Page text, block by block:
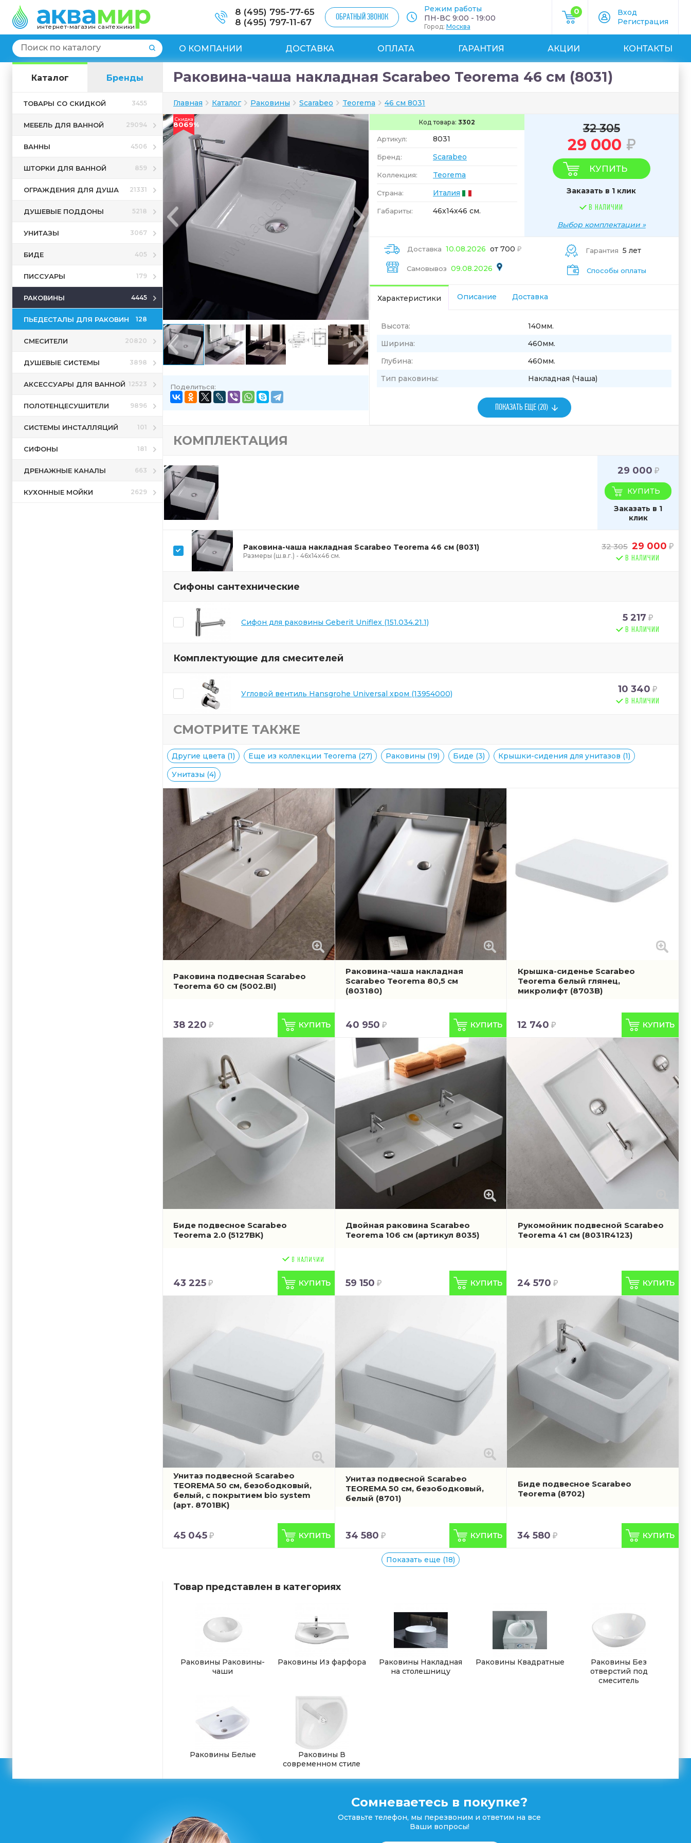
интернет-магазин сантехники
8 (495) 795-77-65
8 (495) 797-11-67
ОБРАТНЫЙ ЗВОНОК
Режим работы
ПН-ВС 9:00 - 19:00
Город: Москва
0
Вход
Регистрация
О КОМПАНИИ ДОСТАВКА ОПЛАТА ГАРАНТИЯ АКЦИИ КОНТАКТЫ
Каталог Бренды
ТОВАРЫ СО СКИДКОЙ 3455
МЕБЕЛЬ ДЛЯ ВАННОЙ 29094
ВАННЫ 4506
ШТОРКИ ДЛЯ ВАННОЙ 859
ОГРАЖДЕНИЯ ДЛЯ ДУША 21331
ДУШЕВЫЕ ПОДДОНЫ 5218
УНИТАЗЫ 3067
БИДЕ 405
ПИССУАРЫ 179
РАКОВИНЫ 4445
ПЬЕДЕСТАЛЫ ДЛЯ РАКОВИН 128
СМЕСИТЕЛИ 20820
ДУШЕВЫЕ СИСТЕМЫ 3898
АКСЕССУАРЫ ДЛЯ ВАННОЙ 12523
ПОЛОТЕНЦЕСУШИТЕЛИ 9896
СИСТЕМЫ ИНСТАЛЛЯЦИЙ 101
СИФОНЫ 181
ДРЕНАЖНЫЕ КАНАЛЫ 663
КУХОННЫЕ МОЙКИ 2629
Раковина-чаша накладная Scarabeo Teorema 46 см (8031)
Главная Каталог Раковины Scarabeo Teorema 46 см 8031
Скидка
8069%
Поделиться:
Код товара: 3302
Артикул: 8031
Бренд: Scarabeo
Коллекция: Teorema
Страна: Италия
Габариты: 46x14x46 см.
32 305
29 000
КУПИТЬ
Заказать в 1 клик
В НАЛИЧИИ
Выбор комплектации »
Доставка 10.08.2026 от 700
Самовывоз 09.08.2026
Гарантия 5 лет
Способы оплаты
Характеристики Описание Доставка
Высота:
140мм.
Ширина:
460мм.
Глубина:
460мм.
Тип раковины:
Накладная (Чаша)
ПОКАЗАТЬ ЕЩЕ (20)
КОМПЛЕКТАЦИЯ
29 000
КУПИТЬ
Заказать в 1
клик
Раковина-чаша накладная Scarabeo Teorema 46 см (8031)
Размеры (ш.в.г.) - 46x14x46 см.
32 305 29 000
В НАЛИЧИИ
Сифоны сантехнические
Сифон для раковины Geberit Uniflex (151.034.21.1) 5 217
В НАЛИЧИИ
Комплектующие для смесителей
Угловой вентиль Hansgrohe Universal хром (13954000) 10 340
В НАЛИЧИИ
СМОТРИТЕ ТАКЖЕ
Другие цвета (1) Еще из коллекции Teorema (27) Раковины (19) Биде (3)
Крышки-сидения для унитазов (1)
Унитазы (4)
Раковина подвесная Scarabeo
Teorema 60 см (5002.BI)
38 220
Раковина-чаша накладная
Scarabeo Teorema 80,5 см
(803180)
40 950
Крышка-сиденье Scarabeo
Teorema белый глянец,
микролифт (8703B)
12 740
Биде подвесное Scarabeo
Teorema 2.0 (5127BK)
43 225
Двойная раковина Scarabeo
Teorema 106 см (артикул 8035)
59 150
Рукомойник подвесной Scarabeo
Teorema 41 см (8031R4123)
24 570
Унитаз подвесной Scarabeo
TEOREMA 50 см, безободковый,
белый, с покрытием bio system
(арт. 8701BK)
45 045
Унитаз подвесной Scarabeo
TEOREMA 50 см, безободковый,
белый (8701)
34 580
Биде подвесное Scarabeo
Teorema (8702)
34 580
Показать еще (18)
Товар представлен в категориях
Раковины Раковины-
чаши
Раковины Из фарфора
Раковины Накладная
на столешницу
Раковины Квадратные
Раковины Без
отверстий под
смеситель
Раковины Белые
Раковины В
современном стиле
Сомневаетесь в покупке?
Оставьте телефон, мы перезвоним и ответим на все
Ваши вопросы!